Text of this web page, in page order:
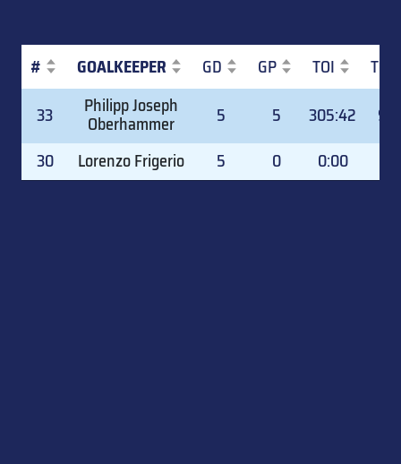
# GOALKEEPER GD GP TOI
GOALKEEPER
33 Philipp Joseph
Oberhammer 5 5 305:42
30
Lorenzo Frigerio 5 0 0:00